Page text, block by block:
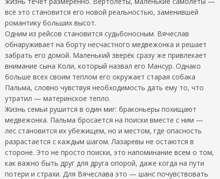
всё это становится его новой реальностью, заменившей
романтику больших высот.
Одним из рейсов становится судьбоносным. Вячеслав
обнаруживает на борту несчастного медвежонка и решает
забрать его домой. Маленький зверёк сразу же привлекает
внимание сына Коли, который назвал его Мансур. Однако
больше всех своим теплом его окружает старая собака
Пальма, словно чувствуя необходимость дать ему то, что
утратил — материнское тепло.
Жизнь семьи рушится в один миг: браконьеры похищают
медвежонка. Пальма бросается на поиски вместе с ним —
лес становится их убежищем, но и местом, где опасность
разрастается с каждым шагом. Лазаревы не остаются в
стороне. Это не просто поиски, это напоминание всем о том,
как важно быть друг для друга опорой, даже когда на пути
потери и страхи. Для Вячеслава это — шанс почувствовать